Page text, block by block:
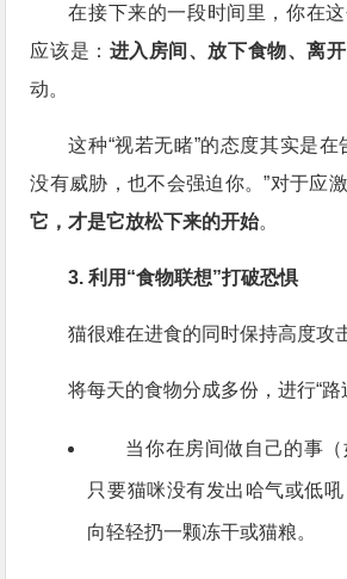
在接下来的一段时间里，你在
应该是： 进入房间、放下食物、离开
动。
这种“视若无睹”的态度其实是在
没有威胁，也不会强迫你。”对于应
它，才是它放松下来的开始。
3. 利用“食物联想”打破恐惧
猫很难在进食的同时保持高度攻
将每天的食物分成多份，进行“路
当你在房间做自己的事（
只要猫咪没有发出哈气或低
向轻轻扔一颗冻干或猫粮。